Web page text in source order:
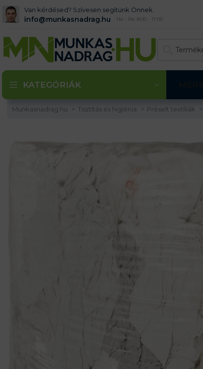
Van kérdésed? Szívesen segítünk Önnek.
info@munkasnadrag.hu Hé - Pé: 8:00 - 17:00
KATEGÓRIÁK
Munkasnadrag.hu Tisztítás és higiénia Préselt textíliák